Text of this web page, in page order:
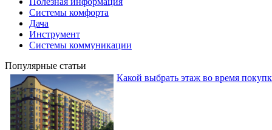
Системы комфорта
Дача
Инструмент
Системы коммуникации
Популярные статьи
Какой выбрать этаж во время